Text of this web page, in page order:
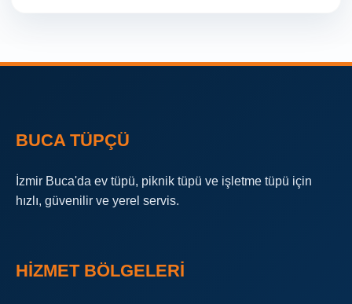
BUCA TÜPÇÜ
İzmir Buca'da ev tüpü, piknik tüpü ve işletme tüpü için
hızlı, güvenilir ve yerel servis.
HIZMET BÖLGELERI